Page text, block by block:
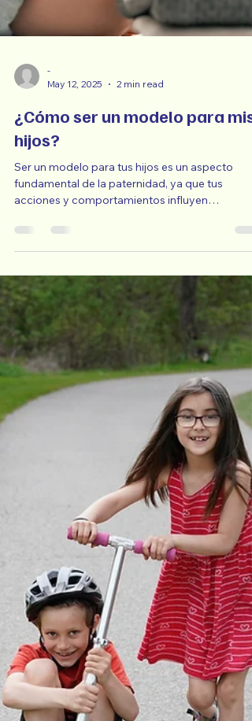
May 12, 2025
2 min read
¿Cómo ser un modelo para mis
hijos?
Ser un modelo para tus hijos es un aspecto
fundamental de la paternidad, ya que tus
acciones y comportamientos influyen
directamente en...